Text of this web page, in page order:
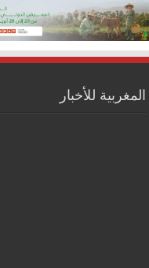
المغربية للأخبار